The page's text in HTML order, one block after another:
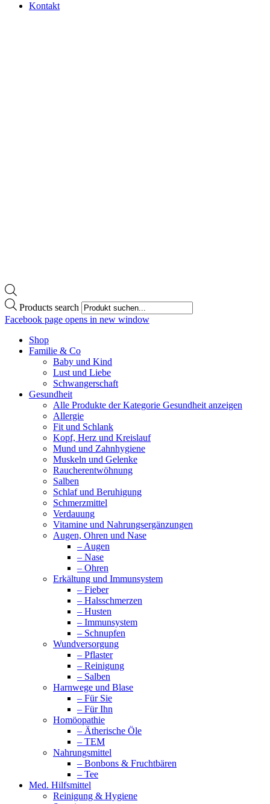
Kontakt
Products search
Facebook page opens in new window
Shop
Familie & Co
Baby und Kind
Lust und Liebe
Schwangerschaft
Gesundheit
Alle Produkte der Kategorie Gesundheit anzeigen
Allergie
Fit und Schlank
Kopf, Herz und Kreislauf
Mund und Zahnhygiene
Muskeln und Gelenke
Raucherentwöhnung
Salben
Schlaf und Beruhigung
Schmerzmittel
Verdauung
Vitamine und Nahrungsergänzungen
Augen, Ohren und Nase
– Augen
– Nase
– Ohren
Erkältung und Immunsystem
– Fieber
– Halsschmerzen
– Husten
– Immunsystem
– Schnupfen
Wundversorgung
– Pflaster
– Reinigung
– Salben
Harnwege und Blase
– Für Sie
– Für Ihn
Homöopathie
– Ätherische Öle
– TEM
Nahrungsmittel
– Bonbons & Fruchtbären
– Tee
Med. Hilfsmittel
Reinigung & Hygiene